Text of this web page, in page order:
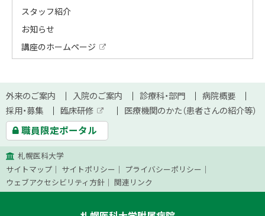
メ
ニ
ー
スタッフ紹介
お知らせ
講座のホームページ
外
イ
ト
本
文
へ
サ
イ
ト
マ
ッ
外来のご案内 入院のご案内 診療科・部門
病院概要
採用・募集
臨床研修
外
サ
医療機関のかた（患者さんの紹介等）
職員限定ポータル
札幌医科大学
サイトマップ
サイトポリシー
プライバシーポリシー
ウェブアクセシビリティ方針
関連リンク